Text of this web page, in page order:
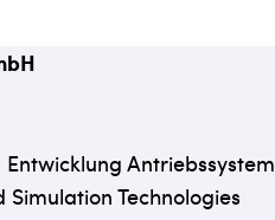
Entwicklung
Technologies